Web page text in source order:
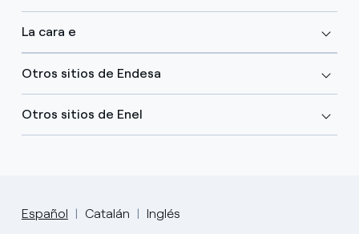
La cara e
Otros sitios de Endesa
Otros sitios de Enel
Español Catalán Inglés